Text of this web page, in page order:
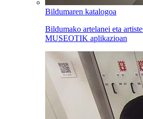
Bildumaren katalogoa
Bildumako artelanei eta
MUSEOTIK aplikazioan